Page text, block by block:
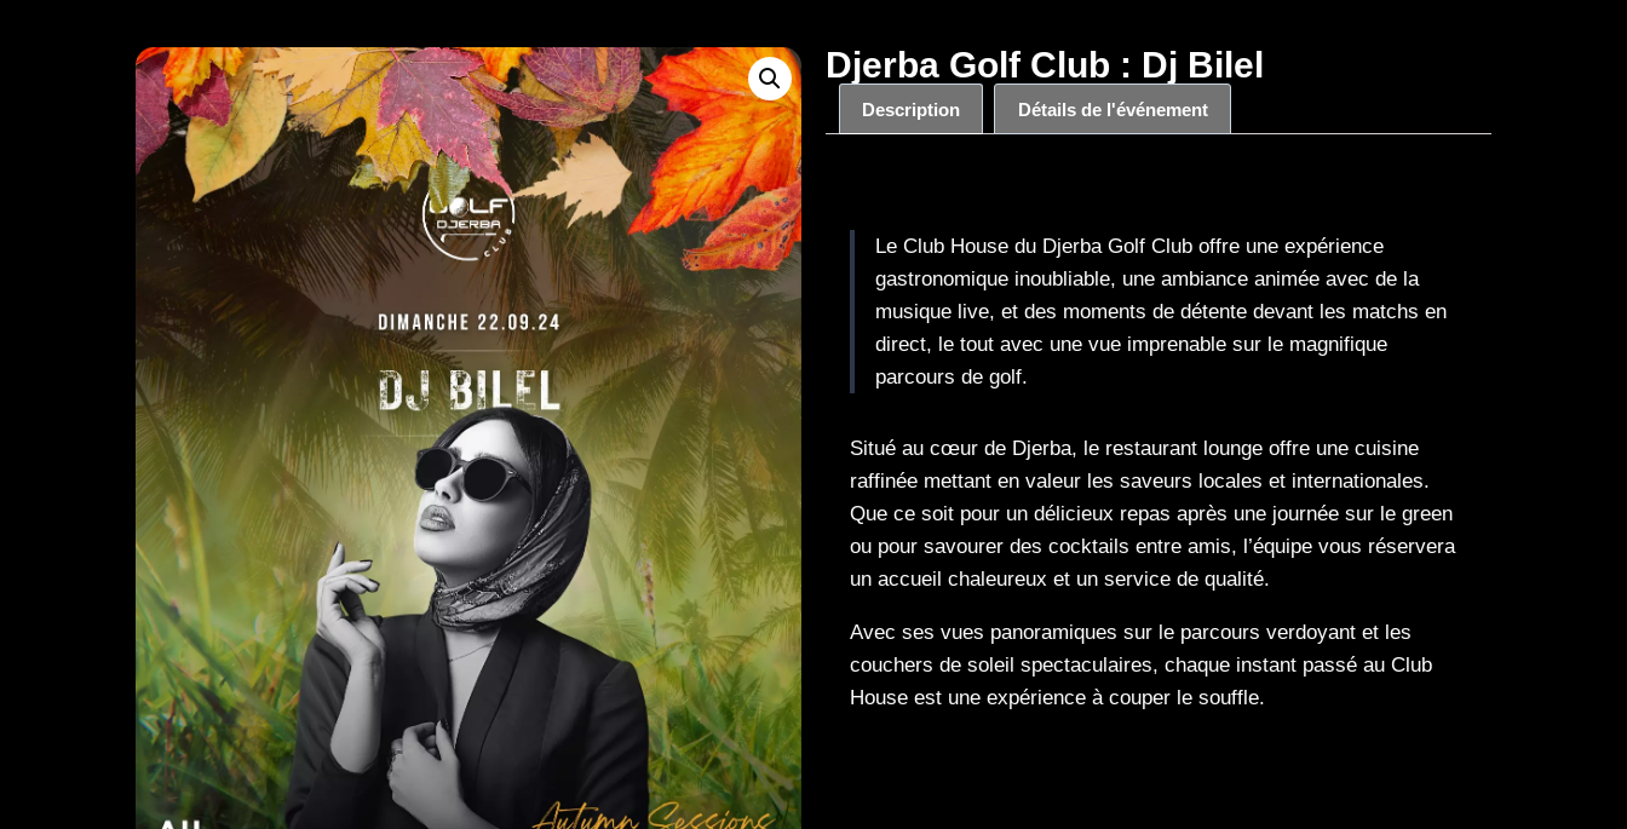
Djerba Golf Club : Dj Bilel
Description Détails de l'événement
Le Club House du Djerba Golf Club offre une expérience
gastronomique inoubliable, une ambiance animée avec de la
musique live, et des moments de détente devant les matchs en
direct, le tout avec une vue imprenable sur le magnifique
parcours de golf.
Situé au cœur de Djerba, le restaurant lounge offre une cuisine
raffinée mettant en valeur les saveurs locales et internationales.
Que ce soit pour un délicieux repas après une journée sur le green
ou pour savourer des cocktails entre amis, l’équipe vous réservera
un accueil chaleureux et un service de qualité.
Avec ses vues panoramiques sur le parcours verdoyant et les
couchers de soleil spectaculaires, chaque instant passé au Club
House est une expérience à couper le souffle.